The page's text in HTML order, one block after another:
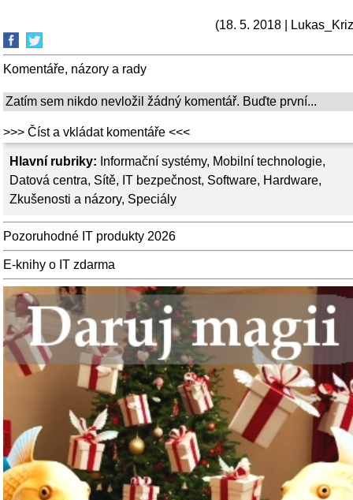
Hlavní rubriky: Informační systémy, Mobilní technologie,
Datová centra, Sítě, IT bezpečnost, Software, Hardware,
Zkušenosti a názory, Speciály
Pozoruhodné IT produkty 2026
E-knihy o IT zdarma
(18. 5. 2018 |
Komentáře, názory a rady
Zatím sem nikdo nevložil žádný komentář. Buďte první...
>>> Číst a vkládat komentáře <<<